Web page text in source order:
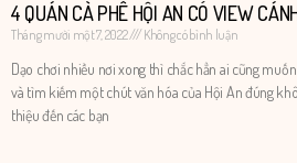
4 QUÁN CÀ PHÊ HỘI AN CÓ VIEW
Tháng mười một 7, 2022 Không có bình luận
Dạo chơi nhiều nơi xong thì chắc hẳn ai cũng
và tìm kiếm một chút văn hóa của Hội An đúng
thiệu đến các bạn